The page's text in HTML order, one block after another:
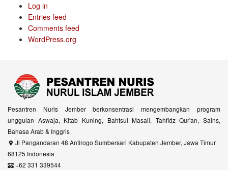
Log in
Entries feed
Comments feed
WordPress.org
Pesantren Nuris Jember berkonsentrasi mengembangkan program
unggulan Aswaja, Kitab Kuning, Bahtsul Masail, Tahfidz Qur'an, Sains,
Bahasa Arab & Inggris
Jl Pangandaran 48 Antirogo Sumbersari Kabupaten Jember, Jawa Timur
68125 Indonesia
+62 331 339544